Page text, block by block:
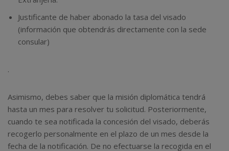
Justificante de haber abonado la tasa del visado
(información que obtendrás directamente con la sede
consular)
.
Asimismo, debes saber que la misión diplomática tendrá
hasta un mes para resolver tu solicitud. Posteriormente,
cuando te sea notificada la concesión del visado, deberás
recogerlo personalmente en el plazo de un mes desde la
fecha de la notificación. De no efectuarse la recogida en el